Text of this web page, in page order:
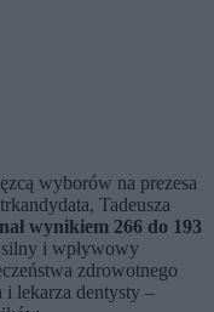
wyborów na prezesa
Tadeusza
wynikiem 266 do 193
i wpływowy
zdrowotnego
i lekarza dentysty –